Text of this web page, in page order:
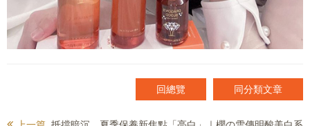
同分類文章
回總覽